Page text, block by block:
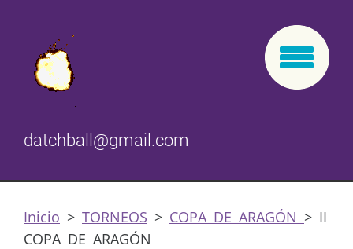
datchball@gmail.com
Inicio > TORNEOS > COPA DE ARAGÓN > II
COPA DE ARAGÓN